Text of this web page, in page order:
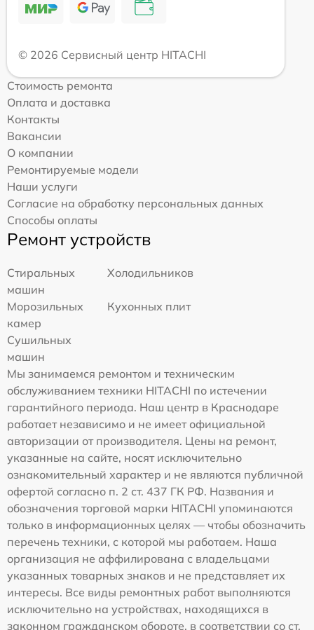
© 2026 Сервисный центр HITACHI
Стоимость ремонта
Оплата и доставка
Контакты
Вакансии
О компании
Ремонтируемые модели
Наши услуги
Согласие на обработку персональных данных
Способы оплаты
Ремонт устройств
Стиральных
машин
Холодильников
Морозильных
камер
Кухонных плит
Сушильных
машин
Мы занимаемся ремонтом и техническим
обслуживанием техники HITACHI по истечении
гарантийного периода. Наш центр в Краснодаре
работает независимо и не имеет официальной
авторизации от производителя. Цены на ремонт,
указанные на сайте, носят исключительно
ознакомительный характер и не являются публичной
офертой согласно п. 2 ст. 437 ГК РФ. Названия и
обозначения торговой марки HITACHI упоминаются
только в информационных целях — чтобы обозначить
перечень техники, с которой мы работаем. Наша
организация не аффилирована с владельцами
указанных товарных знаков и не представляет их
интересы. Все виды ремонтных работ выполняются
исключительно на устройствах, находящихся в
законном гражданском обороте, в соответствии со ст.